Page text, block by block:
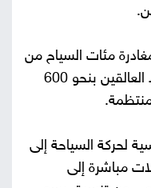
مئات السياح من
جنسيات مختلفة، حيث تُقدّر أعداد العالقين بنحو 600
لحركة السياحة إلى
مباشرة إلى